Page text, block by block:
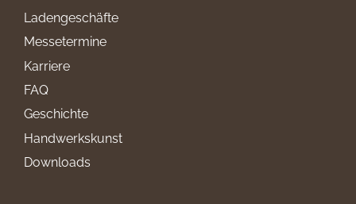
Ladengeschäfte
Messetermine
Karriere
FAQ
Geschichte
Handwerkskunst
Downloads